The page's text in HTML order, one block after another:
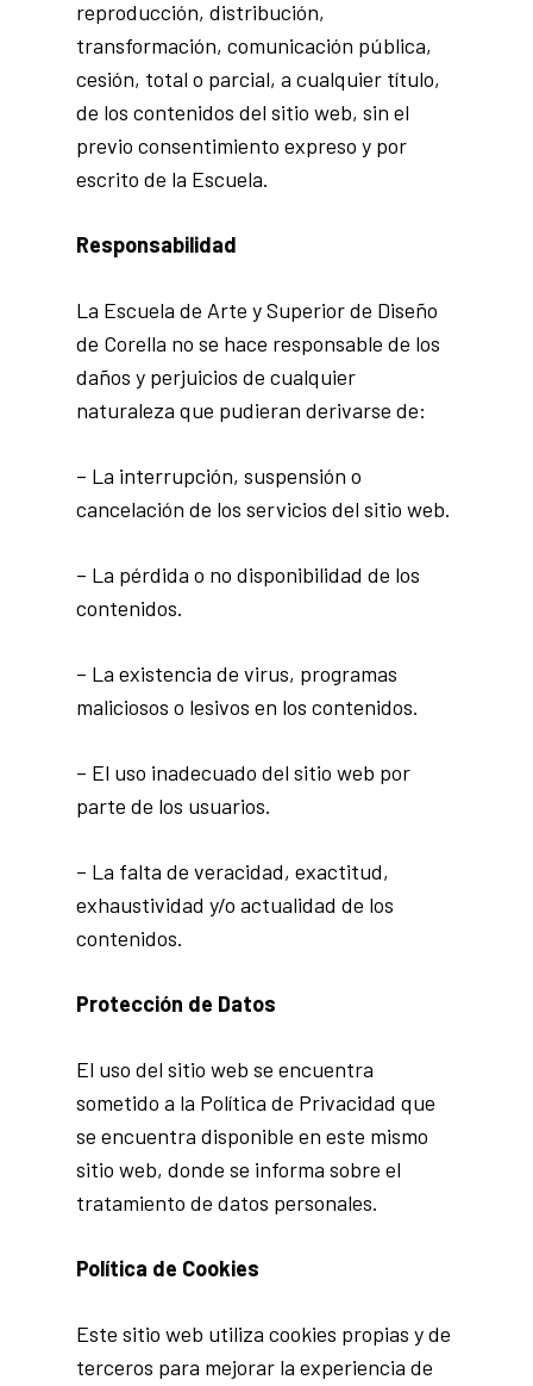
reproducción, distribución,
transformación, comunicación pública,
cesión, total o parcial, a cualquier título,
de los contenidos del sitio web, sin el
previo consentimiento expreso y por
escrito de la Escuela.
Responsabilidad
La Escuela de Arte y Superior de Diseño
de Corella no se hace responsable de los
daños y perjuicios de cualquier
naturaleza que pudieran derivarse de:
– La interrupción, suspensión o
cancelación de los servicios del sitio web.
– La pérdida o no disponibilidad de los
contenidos.
– La existencia de virus, programas
maliciosos o lesivos en los contenidos.
– El uso inadecuado del sitio web por
parte de los usuarios.
– La falta de veracidad, exactitud,
exhaustividad y/o actualidad de los
contenidos.
Protección de Datos
El uso del sitio web se encuentra
sometido a la Política de Privacidad que
se encuentra disponible en este mismo
sitio web, donde se informa sobre el
tratamiento de datos personales.
Política de Cookies
Este sitio web utiliza cookies propias y de
terceros para mejorar la experiencia de